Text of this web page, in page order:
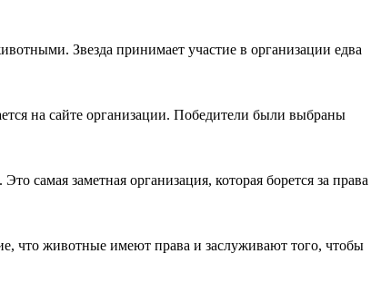
Звезда принимает участие в организации едва
на сайте организации. Победители были выбраны
самая заметная организация, которая борется за права
что животные имеют права и заслуживают того, чтобы